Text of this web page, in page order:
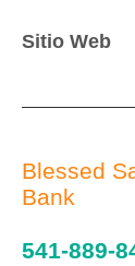
Sitio Web
Blessed
Bank
541-889-